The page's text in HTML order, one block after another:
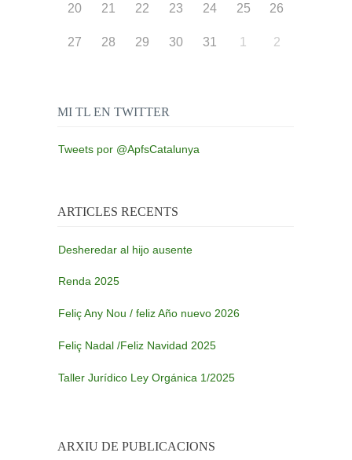
20 21 22 23 24 25 26
27 28 29 30 31 1 2
MI TL EN TWITTER
Tweets por @ApfsCatalunya
ARTICLES RECENTS
Desheredar al hijo ausente
Renda 2025
Feliç Any Nou / feliz Año nuevo 2026
Feliç Nadal /Feliz Navidad 2025
Taller Jurídico Ley Orgánica 1/2025
ARXIU DE PUBLICACIONS